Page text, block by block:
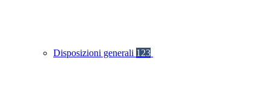
Disposizioni generali 123